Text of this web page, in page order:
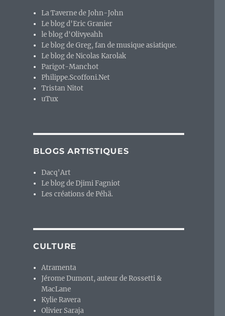
La Taverne de John-John
Le blog d'Eric Granier
le blog d'Olivyeahh
Le blog de Greg, fan de musique asiatique.
Le blog de Nicolas Karolak
Parigot-Manchot
Philippe.Scoffoni.Net
Tristan Nitot
uTux
BLOGS ARTISTIQUES
Dacq'Art
Le blog de Djimi Fagniot
Les créations de Péhä.
CULTURE
Atramenta
Jérome Dumont, auteur de Rossetti &
MacLane
Kylie Ravera
Olivier Saraja